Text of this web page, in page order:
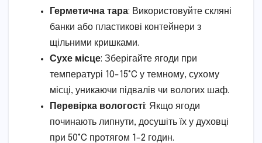
Герметична тара: Використовуйте скляні
банки або пластикові контейнери з
щільними кришками.
Сухе місце: Зберігайте ягоди при
температурі 10-15°C у темному, сухому
місці, уникаючи підвалів чи вологих шаф.
Перевірка вологості: Якщо ягоди
починають липнути, досушіть їх у духовці
при 50°C протягом 1-2 годин.